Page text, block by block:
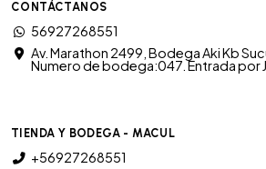
CONTÁCTANOS
56927268551
Av. Marathon 2499, Bodega Aki Kb
Numero de bodega:047. Entrada por
TIENDA Y BODEGA - MACUL
+56927268551